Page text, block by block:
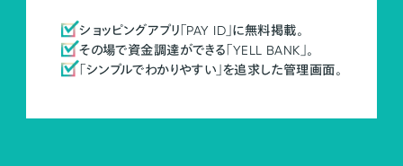
ショッピングアプリ「PAY ID」に無料掲載。
その場で資金調達ができる「YELL BANK」。
「シンプルでわかりやすい」を追求した管理画面。